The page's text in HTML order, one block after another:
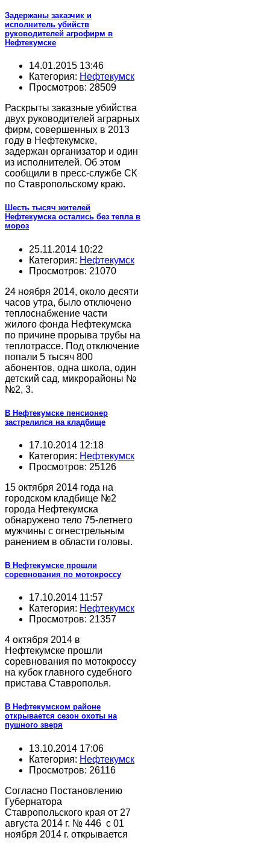
Задержаны заказчик и
исполнитель убийств
руководителей агрофирм в
Нефтекумске
14.01.2015 13:46
Категория: Нефтекумск
Просмотров: 28509
Раскрыты заказные убийства
двух руководителей аграрных
фирм, совершенных в 2013
году в Нефтекумске,
задержан организатор и один
из исполнителей. Об этом
сообщили в пресс-службе СК
по Ставропольскому краю.
Шесть тысяч жителей
Нефтекумска остались без тепла в
мороз
25.11.2014 10:22
Категория: Нефтекумск
Просмотров: 21070
24 ноября 2014, около десяти
часов утра, было отключено
теплоснабжение части
жилого фонда Нефтекумска
по причине прорыва трубы на
теплотрассе. Под отключение
попали 5 тысяч 800
абонентов, одна школа, один
детский сад, микрорайоны №
№2, 3.
В Нефтекумске пенсионер
застрелился на кладбище
17.10.2014 12:18
Категория: Нефтекумск
Просмотров: 25126
15 октября 2014 года на
городском кладбище №2
города Нефтекумска
обнаружено тело 75-летнего
мужчины с огнестрельным
ранением в области головы.
В Нефтекумске прошли
соревнования по мотокроссу
17.10.2014 11:57
Категория: Нефтекумск
Просмотров: 21357
4 октября 2014 в
Нефтекумске прошли
соревнования по мотокроссу
на кубок главного судебного
пристава Ставрополья.
В Нефтекумском районе
открывается сезон охоты на
пушного зверя
13.10.2014 17:06
Категория: Нефтекумск
Просмотров: 26116
Согласно Постановлению
Губернатора
Ставропольского края от 27
августа 2014 г. № 446 с 01
ноября 2014 г. открывается